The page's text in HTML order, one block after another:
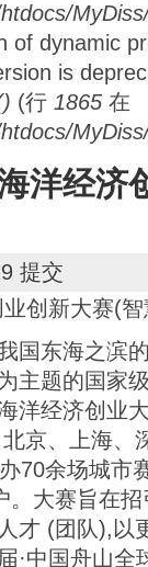
of dynamic
is
(行 1865 在
洋经济
提交
创新大赛(
国东海之滨
主题的国家
洋经济创业
京、上海、
70余场城市
。大赛旨在
才 (团队),以
·中国舟山